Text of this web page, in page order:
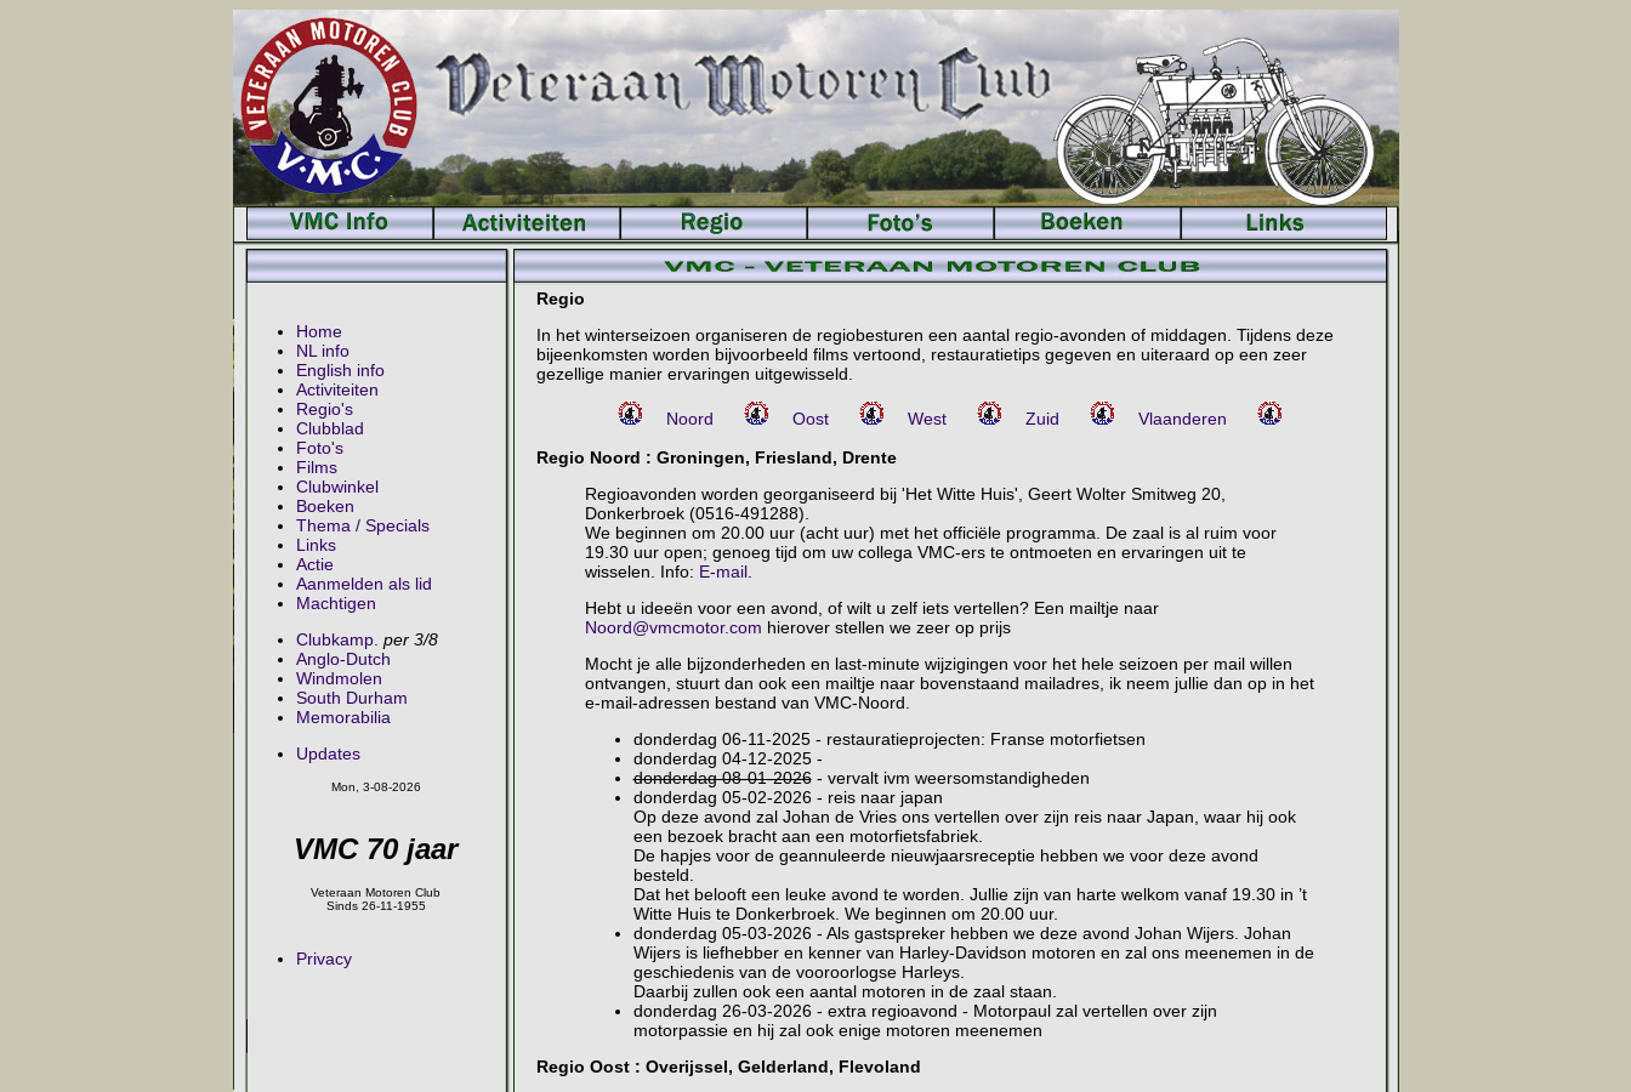
Home
NL info
English info
Activiteiten
Regio's
Clubblad
Foto's
Films
Clubwinkel
Boeken
Thema / Specials
Links
Actie
Aanmelden als lid
Machtigen
Clubkamp. per 3/8
Anglo-Dutch
Windmolen
South Durham
Memorabilia
Updates
Mon, 3-08-2026
VMC 70 jaar
Veteraan Motoren Club
Sinds 26-11-1955
Privacy
Regio
In het winterseizoen organiseren de regiobesturen een aantal regio-avonden of middagen. Tijdens deze
bijeenkomsten worden bijvoorbeeld films vertoond, restauratietips gegeven en uiteraard op een zeer
gezellige manier ervaringen uitgewisseld.
Noord Oost West Zuid
Vlaanderen
Regio Noord : Groningen, Friesland, Drente
Regioavonden worden georganiseerd bij 'Het Witte Huis', Geert Wolter Smitweg 20,
Donkerbroek (0516-491288).
We beginnen om 20.00 uur (acht uur) met het officiële programma. De zaal is al ruim voor
19.30 uur open; genoeg tijd om uw collega VMC-ers te ontmoeten en ervaringen uit te
wisselen. Info: E-mail.
Hebt u ideeën voor een avond, of wilt u zelf iets vertellen? Een mailtje naar
Noord@vmcmotor.com hierover stellen we zeer op prijs
Mocht je alle bijzonderheden en last-minute wijzigingen voor het hele seizoen per mail willen
ontvangen, stuurt dan ook een mailtje naar bovenstaand mailadres, ik neem jullie dan op in het
e-mail-adressen bestand van VMC-Noord.
donderdag 06-11-2025 - restauratieprojecten: Franse motorfietsen
donderdag 04-12-2025 -
donderdag 08-01-2026- vervalt ivm weersomstandigheden
donderdag 05-02-2026 - reis naar japan
Op deze avond zal Johan de Vries ons vertellen over zijn reis naar Japan, waar hij ook
een bezoek bracht aan een motorfietsfabriek.
De hapjes voor de geannuleerde nieuwjaarsreceptie hebben we voor deze avond
besteld.
Dat het belooft een leuke avond te worden. Jullie zijn van harte welkom vanaf 19.30 in ’t
Witte Huis te Donkerbroek. We beginnen om 20.00 uur.
donderdag 05-03-2026 - Als gastspreker hebben we deze avond Johan Wijers. Johan
Wijers is liefhebber en kenner van Harley-Davidson motoren en zal ons meenemen in de
geschiedenis van de vooroorlogse Harleys.
Daarbij zullen ook een aantal motoren in de zaal staan.
donderdag 26-03-2026 - extra regioavond - Motorpaul zal vertellen over zijn
motorpassie en hij zal ook enige motoren meenemen
Regio Oost: Overijssel, Gelderland, Flevoland